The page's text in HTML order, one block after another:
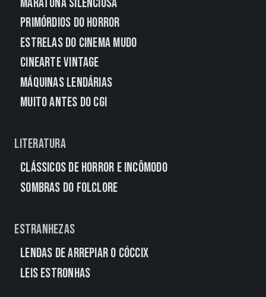
Maratona Silenciosa
Primórdios do Horror
Estrelas do Cinema Mudo
CineArte Vintage
Máquinas Lendárias
Muito Antes do CGI
Literatura
Clássicos de Horror e Incômodo
Sombras do Folclore
Estranhezas
Lendas de Arrepiar o Cóccix
Leis Estronhas